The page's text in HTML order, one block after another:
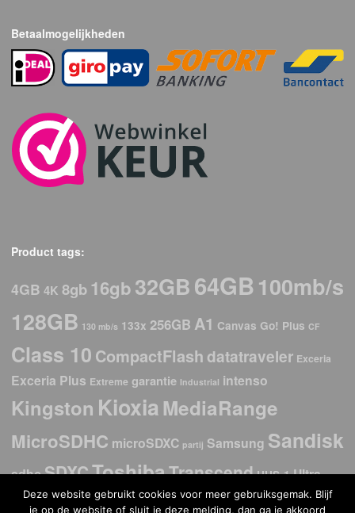
Betaalmogelijkheden
Product tags:
4GB 4K 8gb16gb32GB64GB100mb/s
128GB 130 mb/s 133x 256GB A1 Canvas Go! Plus CF
Class 10 CompactFlash datatraveler Exceria
Exceria Plus Extreme garantie Industrial intenso
Kingston Kioxia MediaRange
MicroSDHC microSDXC partij Samsung Sandisk
sdhcSDXCToshibaTranscend UHS-1 Ultra
USB-C USb 2.0USB 3.0 USB 3.1 USB 3.2USB
Deze website gebruikt cookies voor meer gebruiksgemak. Blijf
je op de website of sluit je deze melding, dan ga je akkoord